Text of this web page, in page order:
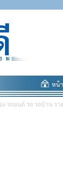
รถยนต์ รถ รถบ้าน รา